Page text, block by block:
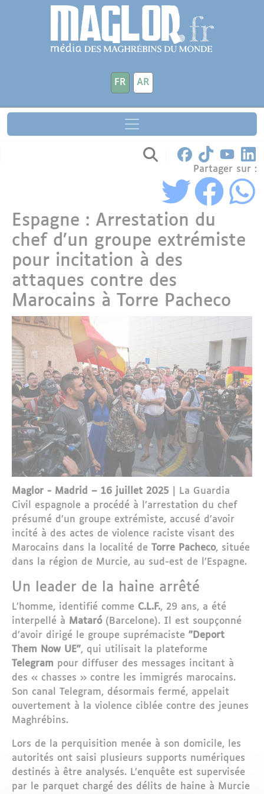
Aller au contenu principal
FR AR
Partager sur :
Espagne : Arrestation du
chef d’un groupe extrémiste
pour incitation à des
attaques contre des
Marocains à Torre Pacheco
Maglor - Madrid – 16 juillet 2025 | La Guardia
Civil espagnole a procédé à l’arrestation du chef
présumé d’un groupe extrémiste, accusé d’avoir
incité à des actes de violence raciste visant des
Marocains dans la localité de Torre Pacheco, située
dans la région de Murcie, au sud-est de l’Espagne.
Un leader de la haine arrêté
L’homme, identifié comme C.L.F., 29 ans, a été
interpellé à Mataró(Barcelone). Il est soupçonné
d’avoir dirigé le groupe suprémaciste "Deport
Them Now UE", qui utilisait la plateforme
Telegram pour diffuser des messages incitant à
des « chasses » contre les immigrés marocains.
Son canal Telegram, désormais fermé, appelait
ouvertement à la violence ciblée contre des jeunes
Maghrébins.
Lors de la perquisition menée à son domicile, les
autorités ont saisi plusieurs supports numériques
destinés à être analysés. L’enquête est supervisée
par le parquet chargé des délits de haine à Murcie
Panneau de gestion des cookies